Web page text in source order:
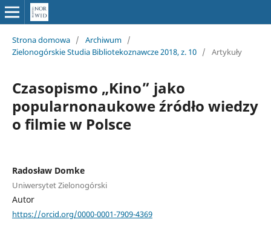
Strona domowa / Archiwum /
Zielonogórskie Studia Bibliotekoznawcze 2018, z. 10 / Artykuły
Czasopismo „Kino” jako
popularnonaukowe źródło wiedzy
o filmie w Polsce
Radosław Domke
Uniwersytet Zielonogórski
Autor
https://orcid.org/0000-0001-7909-4369